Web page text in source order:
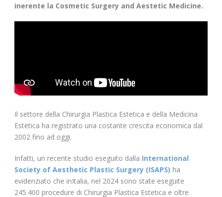
inerente la Cosmetic Surgery and Aestetic Medicine.
Il settore della Chirurgia Plastica Estetica e della Medicina
Estetica ha registrato una costante crescita economica dal
2002 fino ad oggi.
Infatti, un recente studio eseguito dalla International
Society of Aesthetic Plastic Surgery (ISAPS) ha
evidenziato che inItalia, nel 2024 sono state eseguite
245.400 procedure di Chirurgia Plastica Estetica e oltre